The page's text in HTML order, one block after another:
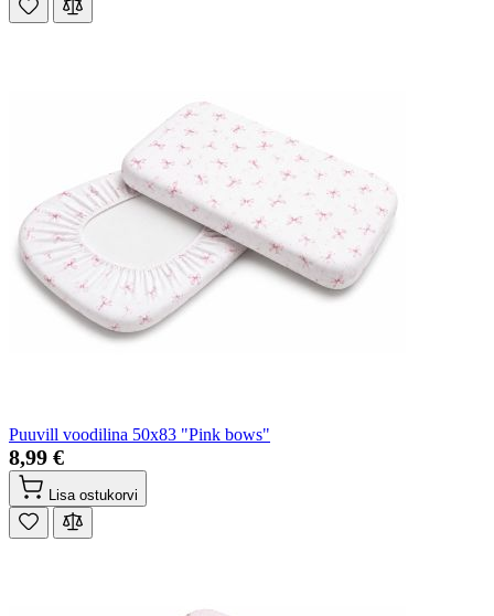
Puuvill voodilina 50x83 "Pink bows"
8,99 €
Lisa ostukorvi